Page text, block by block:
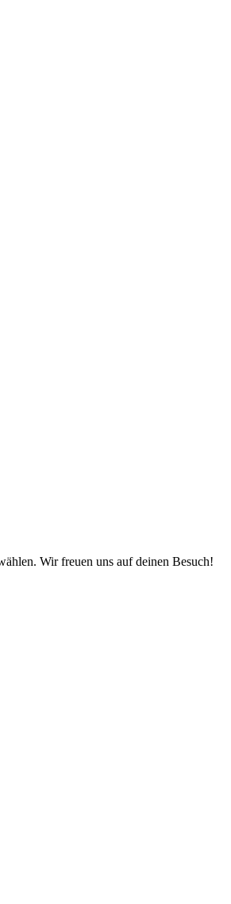
Wir freuen uns auf deinen Besuch!